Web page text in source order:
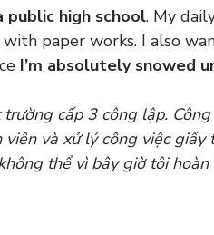
public high school. My
paper works. I also
I’m absolutely snowed
cấp 3 công lập.
và xử lý công việc
thể vì bây giờ tôi